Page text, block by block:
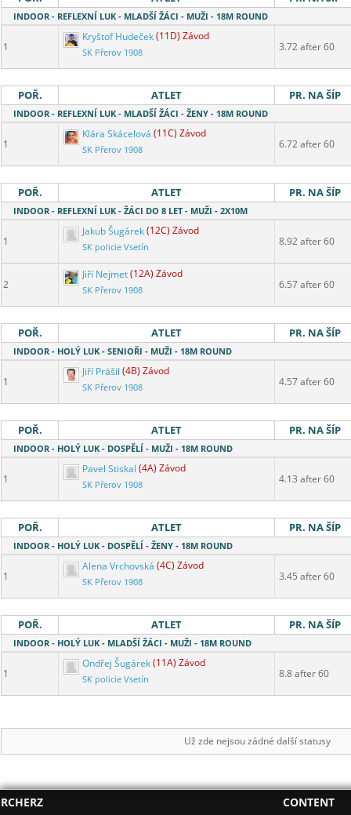
INDOOR - REFLEXNÍ LUK - MLADŠÍ ŽÁCI - MUŽI - 18M ROUND
1
Kryštof Hudeček(11D) Závod
SK Přerov 1908 3.72 after 60
POŘ. ATLET PR. NA ŠÍP
INDOOR - REFLEXNÍ LUK - MLADŠÍ ŽÁCI - ŽENY - 18M ROUND
1
Klára Skácelová (11C) Závod
SK Přerov 1908 6.72 after 60
POŘ. ATLET PR. NA ŠÍP
INDOOR - REFLEXNÍ LUK - ŽÁCI DO 8 LET - MUŽI - 2X10M
1
Jakub Šugárek(12C) Závod
SK policie Vsetín 8.92 after 60
2
Jiří Nejmet(12A) Závod
SK Přerov 1908 6.57 after 60
POŘ. ATLET PR. NA ŠÍP
INDOOR - HOLÝ LUK - SENIOŘI - MUŽI - 18M ROUND
1
Jiří Prášil (4B) Závod
SK Přerov 1908 4.57 after 60
POŘ. ATLET PR. NA ŠÍP
INDOOR - HOLÝ LUK - DOSPĚLÍ - MUŽI - 18M ROUND
1
Pavel Stiskal (4A) Závod
SK Přerov 1908 4.13 after 60
POŘ. ATLET PR. NA ŠÍP
INDOOR - HOLÝ LUK - DOSPĚLÍ - ŽENY - 18M ROUND
1
Alena Vrchovská (4C) Závod
SK Přerov 1908 3.45 after 60
POŘ. ATLET PR. NA ŠÍP
INDOOR - HOLÝ LUK - MLADŠÍ ŽÁCI - MUŽI - 18M ROUND
1
Ondřej Šugárek(11A) Závod
SK policie Vsetín 8.8 after 60
Už zde nejsou zádné další statusy
RCHERZ CONTENT